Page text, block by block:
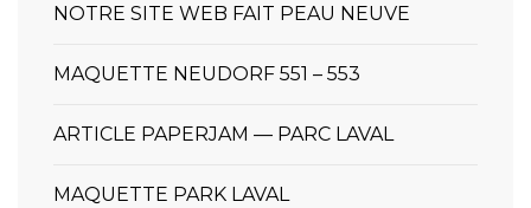
NOTRE SITE WEB FAIT PEAU NEUVE
MAQUETTE NEUDORF 551 – 553
ARTICLE PAPERJAM — PARC LAVAL
MAQUETTE PARK LAVAL